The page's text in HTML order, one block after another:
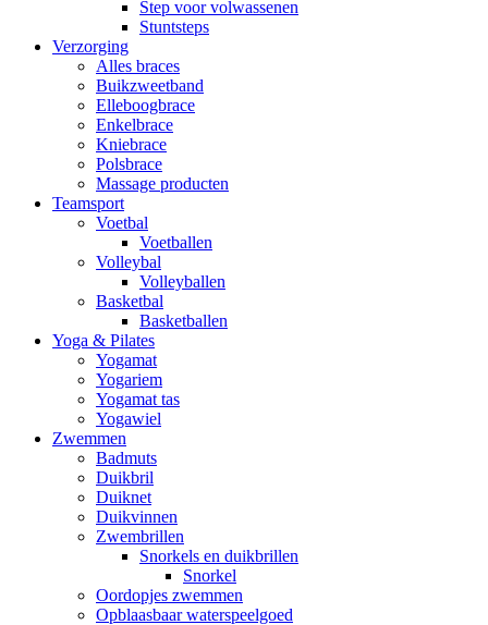
Step voor volwassenen
Stuntsteps
Verzorging
Alles braces
Buikzweetband
Elleboogbrace
Enkelbrace
Kniebrace
Polsbrace
Massage producten
Teamsport
Voetbal
Voetballen
Volleybal
Volleyballen
Basketbal
Basketballen
Yoga & Pilates
Yogamat
Yogariem
Yogamat tas
Yogawiel
Zwemmen
Badmuts
Duikbril
Duiknet
Duikvinnen
Zwembrillen
Snorkels en duikbrillen
Snorkel
Oordopjes zwemmen
Opblaasbaar waterspeelgoed